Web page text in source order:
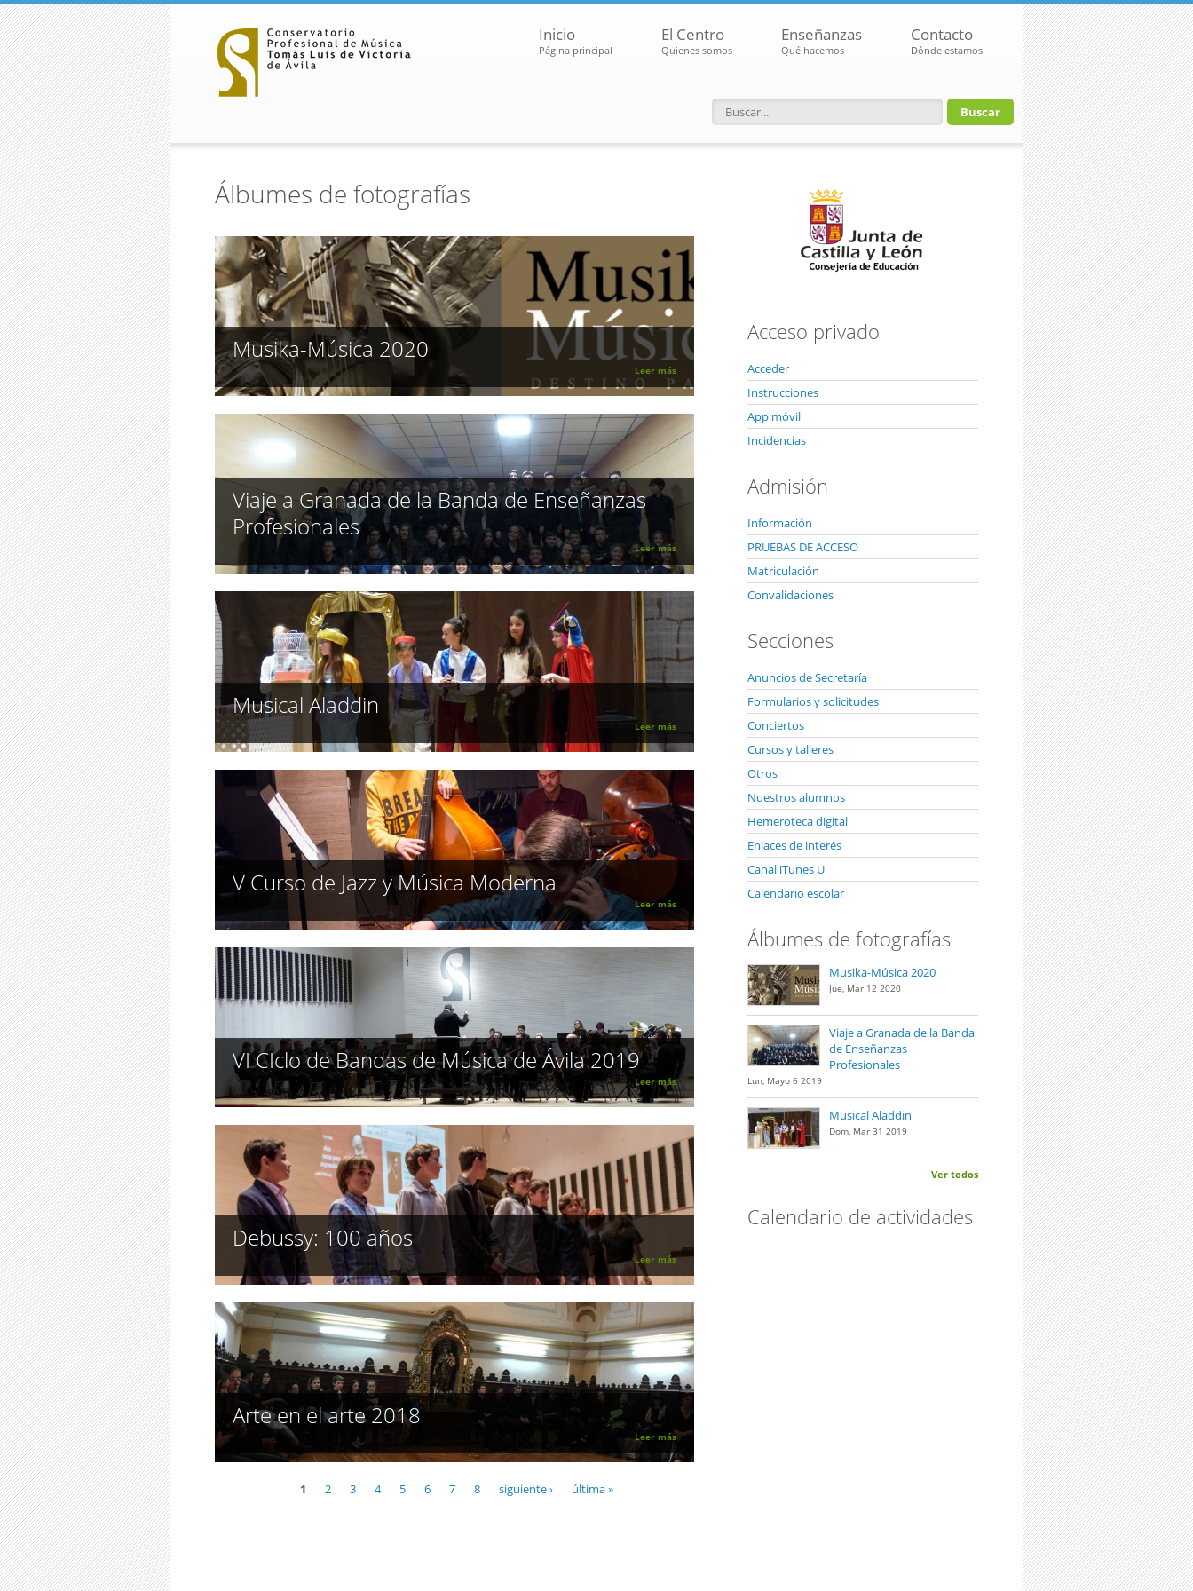
Pasar al contenido principal
Inicio
Página principal
El Centro
Quienes somos
Enseñanzas
Qué hacemos
Contacto
Dónde estamos
Formulario de búsqueda
Álbumes de fotografías
Musika-Música 2020
Leer más
Viaje a Granada de la Banda de Enseñanzas
Profesionales
Leer más
Musical Aladdin
Leer más
V Curso de Jazz y Música Moderna
Leer más
VI CIclo de Bandas de Música de Ávila 2019
Leer más
Debussy: 100 años
Leer más
Arte en el arte 2018
Leer más
1 2 3 4 5 6 7 8 siguiente › última »
Acceso privado
Acceder
Instrucciones
App móvil
Incidencias
Admisión
Información
PRUEBAS DE ACCESO
Matriculación
Convalidaciones
Secciones
Anuncios de Secretaría
Formularios y solicitudes
Conciertos
Cursos y talleres
Otros
Nuestros alumnos
Hemeroteca digital
Enlaces de interés
Canal iTunes U
Calendario escolar
Álbumes de fotografías
Musika-Música 2020
Jue, Mar 12 2020
Viaje a Granada de la Banda
de Enseñanzas
Profesionales
Lun, Mayo 6 2019
Musical Aladdin
Dom, Mar 31 2019
Ver todos
Calendario de actividades